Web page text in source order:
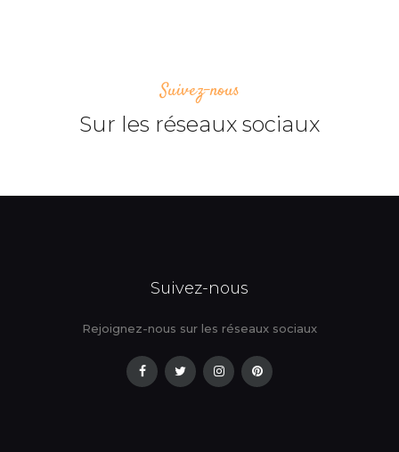
Suivez-nous
Sur les réseaux sociaux
Suivez-nous
Rejoignez-nous sur les réseaux sociaux